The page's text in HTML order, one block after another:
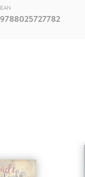
EAN
9788025727782